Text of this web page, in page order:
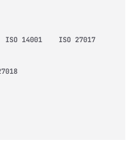
ISO 14001 ISO 27017